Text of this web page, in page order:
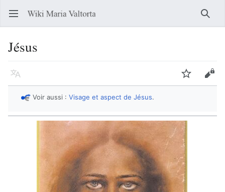
Ouvrir le menu principal
Jésus
Langue Suivre
Voir aussi : Visage et aspect de Jésus.